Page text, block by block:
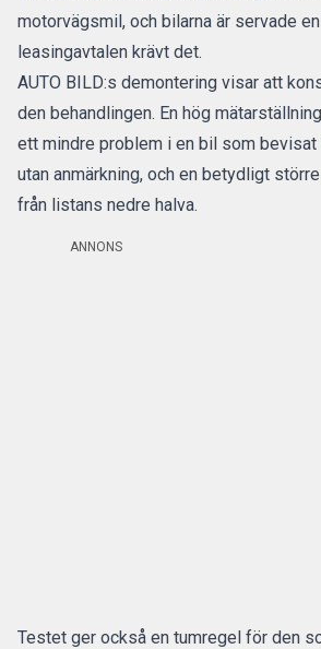
motorvägsmil, och bilarna är servade
leasingavtalen krävt det.
AUTO BILD:s demontering visar att
den behandlingen. En hög
ett mindre problem i en bil som bevisat
utan anmärkning, och en betydligt
från listans nedre halva.
ANNONS
Testet ger också en tumregel för den